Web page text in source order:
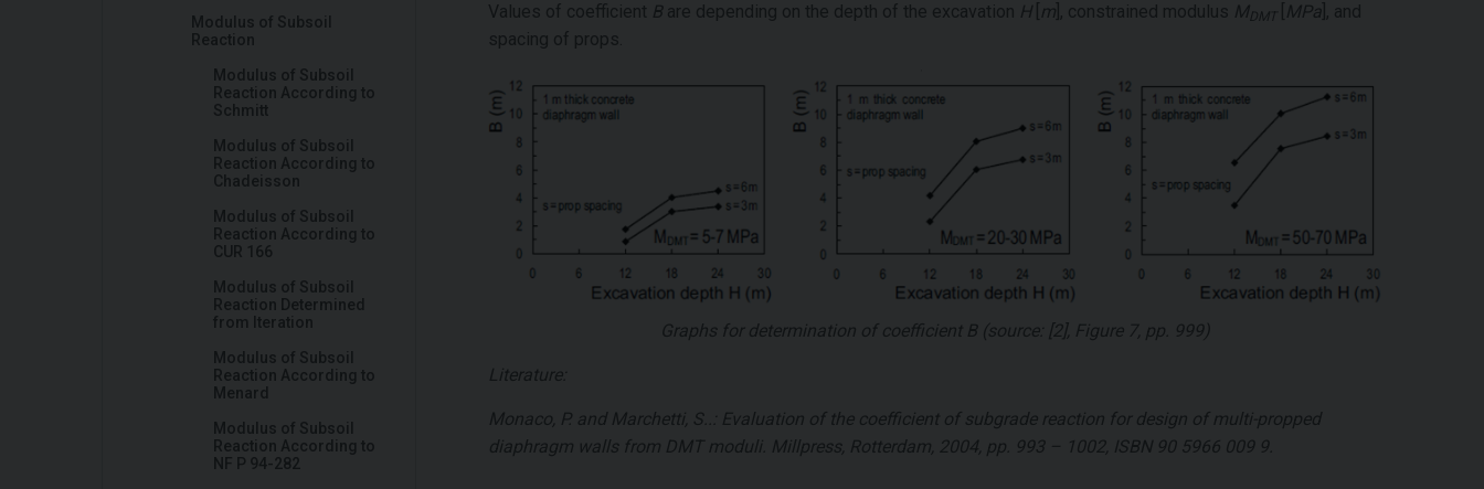
Modulus of Subsoil
Reaction
Modulus of Subsoil
Reaction According to
Schmitt
Modulus of Subsoil
Reaction According to
Chadeisson
Modulus of Subsoil
Reaction According to
CUR 166
Modulus of Subsoil
Reaction Determined
from Iteration
Modulus of Subsoil
Reaction According to
Menard
Modulus of Subsoil
Reaction According to
NF P 94-282
Values of coefficient Bare depending on the depth of the excavation H[ m ], constrained modulus MDMT MPa ], and
spacing of props.
Graphs for determination of coefficient B(source: [2], Figure 7, pp. 999)
Literature:
Monaco, P. and Marchetti, S..: Evaluation of the coefficient of subgrade reaction for design of multi-propped
diaphragm walls from DMT moduli. Millpress, Rotterdam, 2004, pp. 993 – 1002, ISBN 90 5966 009 9.